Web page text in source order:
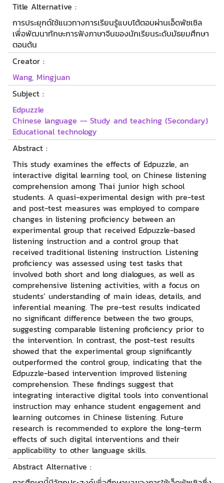
Title Alternative :
การประยุกต์ใช้แนวทางการเรียนรู้แบบโต้ตอบผ่านเอ็ดพัซเซิล
เพื่อพัฒนาทักษะการฟังภาษาจีนของนักเรียนระดับมัธยมศึกษา
ตอนต้น
Creator :
Wang, Mingjuan
Subject :
Edpuzzle
Chinese language -- Study and teaching (Secondary)
Educational technology
Abstract :
This study examines the effects of Edpuzzle, an
interactive digital learning tool, on Chinese listening
comprehension among Thai junior high school
students. A quasi-experimental design with pre-test
and post-test measures was employed to compare
changes in listening proficiency between an
experimental group that received Edpuzzle-based
listening instruction and a control group that
received traditional listening instruction. Listening
proficiency was assessed using test tasks that
involved both short and long dialogues, as well as
comprehensive listening activities, with a focus on
students’ understanding of main ideas, details, and
inferential meaning. The pre-test results indicated
no significant difference between the two groups,
suggesting comparable listening proficiency prior to
the intervention. In contrast, the post-test results
showed that the experimental group significantly
outperformed the control group, indicating that the
Edpuzzle-based intervention improved listening
comprehension. These findings suggest that
integrating interactive digital tools into conventional
instruction may enhance student engagement and
learning outcomes in Chinese listening. Future
research is recommended to explore the long-term
effects of such digital interventions and their
applicability to other language skills.
Abstract Alternative :